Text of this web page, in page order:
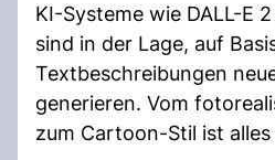
KI-Systeme wie DALL-E
sind in der Lage, auf
Textbeschreibungen
generieren. Vom
zum Cartoon-Stil ist